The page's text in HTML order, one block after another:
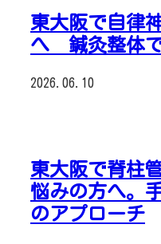
東大阪で自律
へ 鍼灸整体
2026.06.10
東大阪で脊柱
悩みの方へ。
のアプローチ